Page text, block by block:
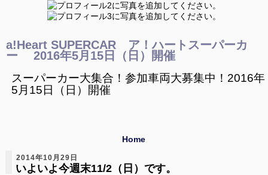
a!Heart SUPERCAR ア！ハートスーパーカ
ー 2016年5月15日（日）開催
スーパーカー大集合！参加車両大募集中！2016年
5月15日（日）開催
Home
2014年10月29日
いよいよ今週末11/2（日）です。